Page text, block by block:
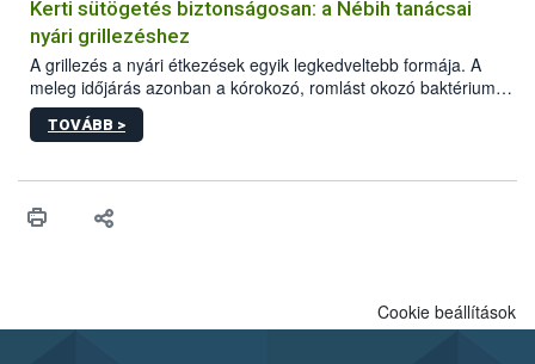
védekezésre. Az Oroganic készítmény kis kiszerelésben kiskerti
felhasználók számára is elérhető és ökológiai termesztésben is
engedélyezett.
Kerti sütögetés biztonságosan: a Nébih tanácsai
nyári grillezéshez
A grillezés a nyári étkezések egyik legkedveltebb formája. A
meleg időjárás azonban a kórokozó, romlást okozó baktériumok
gyorsabb szaporodásának is kedvez. A szabadtéri sütögetés
ezért nem csupán a megfelelő sütési technikáról szól: legalább
higiéniai szabályok betartása, a megfelelő hőkezelés, valamint a
biztonsági Hivatal (Nébih) Oktatási Programja összegyűjtötte a
TOVÁBB >
Cookie beállítások